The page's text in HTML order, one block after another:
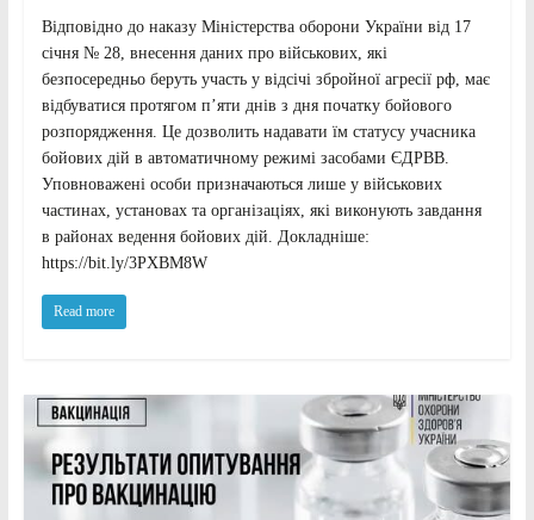
Відповідно до наказу Міністерства оборони України від 17
січня № 28, внесення даних про військових, які
безпосередньо беруть участь у відсічі збройної агресії рф, має
відбуватися протягом п’яти днів з дня початку бойового
розпорядження. Це дозволить надавати їм статусу учасника
бойових дій в автоматичному режимі засобами ЄДРВВ.
Уповноважені особи призначаються лише у військових
частинах, установах та організаціях, які виконують завдання
в районах ведення бойових дій. Докладніше:
https://bit.ly/3PXBM8W
Read more